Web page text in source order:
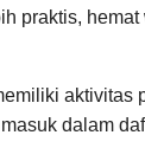
praktis, hemat
aktivitas
dalam